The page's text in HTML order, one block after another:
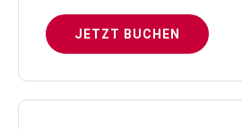
JETZT BUCHEN